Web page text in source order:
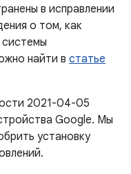
в исправлении
о том, как
системы
найти в статье
2021-04-05
Google. Мы
установку